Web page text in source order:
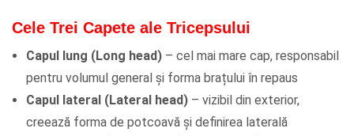
Cele Trei Capete ale Tricepsului
Capul lung (Long head) – cel mai mare cap, responsabil
pentru volumul general și forma brațului în repaus
Capul lateral (Lateral head) – vizibil din exterior,
creează forma de potcoavă și definirea laterală